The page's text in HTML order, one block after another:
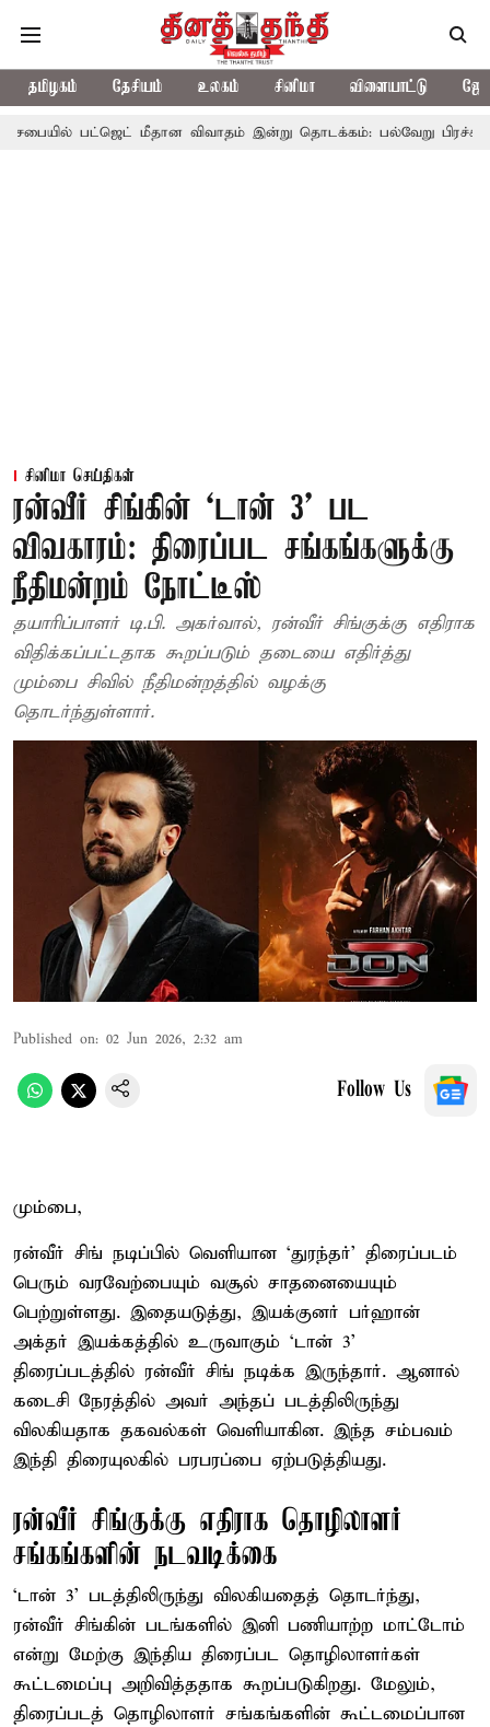
தமிழகம் தேசியம் உலகம் சினிமா விளையாட்டு
பட்ஜெட் மீதான விவாதம் இன்று தொடக்கம்: பல்வேறு பிரச்சினைகளை
சினிமா செய்திகள்
ரன்வீர் சிங்கின் ‘டான் 3’ பட
விவகாரம்: திரைப்பட சங்கங்களுக்கு
நீதிமன்றம் நோட்டீஸ்
தயாரிப்பாளர் டி.பி. அகர்வால், ரன்வீர் சிங்குக்கு எதிராக
விதிக்கப்பட்டதாக கூறப்படும் தடையை எதிர்த்து
மும்பை சிவில் நீதிமன்றத்தில் வழக்கு
தொடர்ந்துள்ளார்.
Published on: 02 Jun 2026, 2:32 am
Follow Us
மும்பை,
ரன்வீர் சிங் நடிப்பில் வெளியான ‘துரந்தர்’ திரைப்படம்
பெரும் வரவேற்பையும் வசூல் சாதனையையும்
பெற்றுள்ளது. இதையடுத்து, இயக்குனர் பர்ஹான்
அக்தர் இயக்கத்தில் உருவாகும் ‘டான் 3’
திரைப்படத்தில் ரன்வீர் சிங் நடிக்க இருந்தார். ஆனால்
கடைசி நேரத்தில் அவர் அந்தப் படத்திலிருந்து
விலகியதாக தகவல்கள் வெளியாகின. இந்த சம்பவம்
இந்தி திரையுலகில் பரபரப்பை ஏற்படுத்தியது.
ரன்வீர் சிங்குக்கு எதிராக தொழிலாளர்
சங்கங்களின் நடவடிக்கை
‘டான் 3’ படத்திலிருந்து விலகியதைத் தொடர்ந்து,
ரன்வீர் சிங்கின் படங்களில் இனி பணியாற்ற மாட்டோம்
என்று மேற்கு இந்திய திரைப்பட தொழிலாளர்கள்
கூட்டமைப்பு அறிவித்ததாக கூறப்படுகிறது. மேலும்,
திரைப்படத் தொழிலாளர் சங்கங்களின் கூட்டமைப்பான